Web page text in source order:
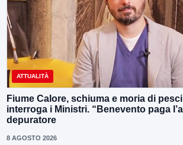
ATTUALITÀ
Fiume Calore, schiuma e moria di
interroga i Ministri. “Benevento paga
depuratore
8 AGOSTO 2026